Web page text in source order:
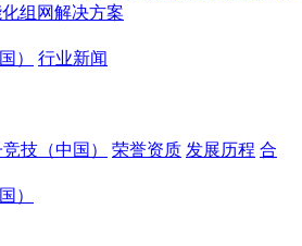
组网解决方案
）
行业新闻
技（中国） 荣誉资质 发展历程 合
）